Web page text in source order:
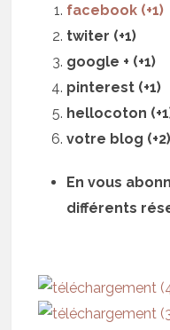
facebook (+1)
twiter (+1)
google + (+1)
pinterest (+1)
hellocoton
votre blog (+2)
En vous
différents